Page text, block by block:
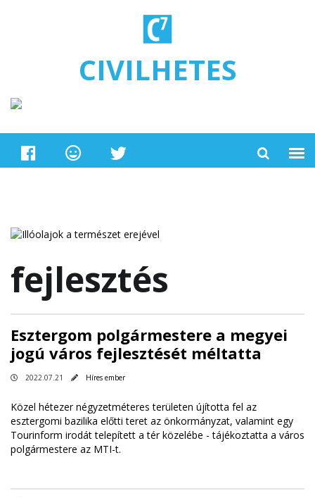
CIVILHETES
fejlesztés
Esztergom polgármestere a megyei
jogú város fejlesztését méltatta
2022.07.21 Híres ember
Közel hétezer négyzetméteres területen újította fel az
esztergomi bazilika előtti teret az önkormányzat, valamint egy
Tourinform irodát telepített a tér közelébe - tájékoztatta a város
polgármestere az MTI-t.